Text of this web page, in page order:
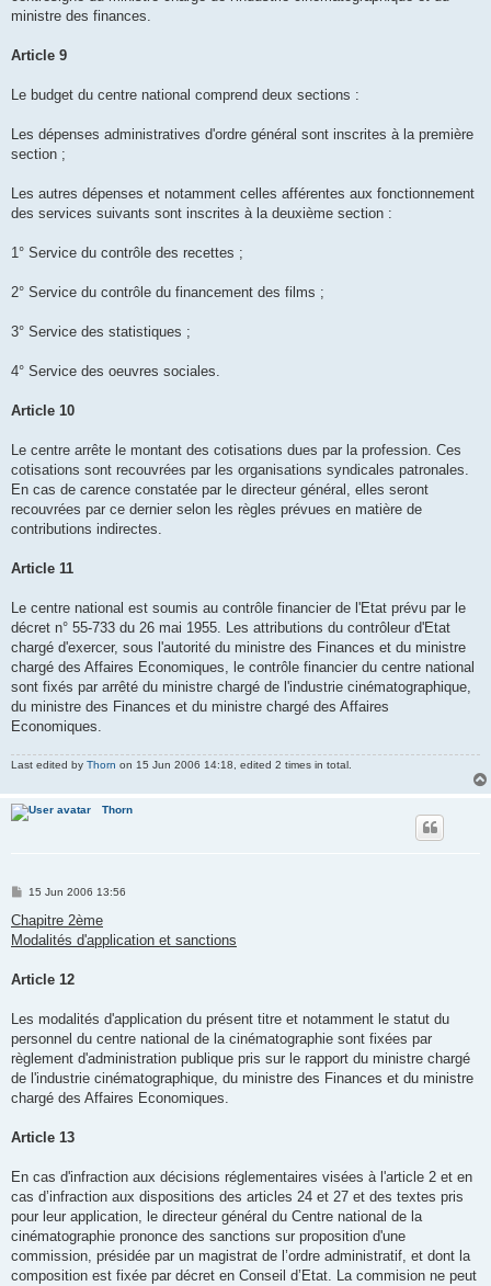
ministre des finances.
Article 9
Le budget du centre national comprend deux sections :
Les dépenses administratives d'ordre général sont inscrites à la première
section ;
Les autres dépenses et notamment celles afférentes aux fonctionnement
des services suivants sont inscrites à la deuxième section :
1° Service du contrôle des recettes ;
2° Service du contrôle du financement des films ;
3° Service des statistiques ;
4° Service des oeuvres sociales.
Article 10
Le centre arrête le montant des cotisations dues par la profession. Ces
cotisations sont recouvrées par les organisations syndicales patronales.
En cas de carence constatée par le directeur général, elles seront
recouvrées par ce dernier selon les règles prévues en matière de
contributions indirectes.
Article 11
Le centre national est soumis au contrôle financier de l'Etat prévu par le
décret n° 55-733 du 26 mai 1955. Les attributions du contrôleur d'Etat
chargé d'exercer, sous l'autorité du ministre des Finances et du ministre
chargé des Affaires Economiques, le contrôle financier du centre national
sont fixés par arrêté du ministre chargé de l'industrie cinématographique,
du ministre des Finances et du ministre chargé des Affaires
Economiques.
Last edited by Thorn on 15 Jun 2006 14:18, edited 2 times in total.
Thorn
P
s
t
15 Jun 2006 13:56
Chapitre 2ème
Modalités d'application et sanctions
Article 12
Les modalités d'application du présent titre et notamment le statut du
personnel du centre national de la cinématographie sont fixées par
règlement d'administration publique pris sur le rapport du ministre chargé
de l'industrie cinématographique, du ministre des Finances et du ministre
chargé des Affaires Economiques.
Article 13
En cas d'infraction aux décisions réglementaires visées à l'article 2 et en
cas d’infraction aux dispositions des articles 24 et 27 et des textes pris
pour leur application, le directeur général du Centre national de la
cinématographie prononce des sanctions sur proposition d'une
commission, présidée par un magistrat de l’ordre administratif, et dont la
composition est fixée par décret en Conseil d’Etat. La commision ne peut